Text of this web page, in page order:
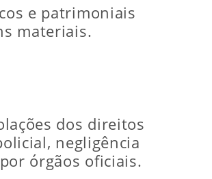
e patrimoniais
materiais.
dos direitos
negligência
órgãos oficiais.